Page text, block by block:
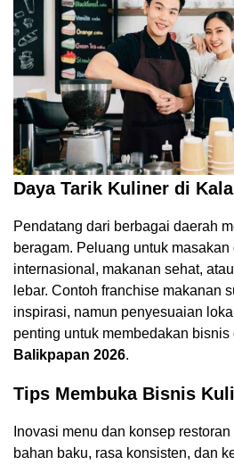
Daya Tarik Kuliner di
Pendatang dari berbagai daerah
beragam. Peluang untuk
internasional, makanan sehat,
lebar. Contoh franchise makanan
inspirasi, namun penyesuaian
penting untuk membedakan bisnis
Balikpapan 2026.
Tips Membuka Bisnis
Inovasi menu dan konsep
bahan baku, rasa konsisten, dan